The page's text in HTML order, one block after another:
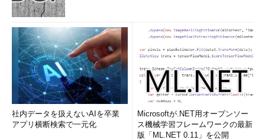
社内データを扱えないAIを卒業
アプリ横断検索で一元化
Microsoftが.NET用オープンソー
ス機械学習フレームワークの最新
版「ML.NET 0.11」を公開